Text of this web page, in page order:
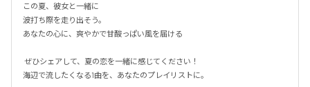
この夏、彼女と一緒に
波打ち際を走り出そう。
あなたの心に、爽やかで甘酸っぱい風を届ける
海辺で流したくなる1曲を、あなたのプレイリストに。